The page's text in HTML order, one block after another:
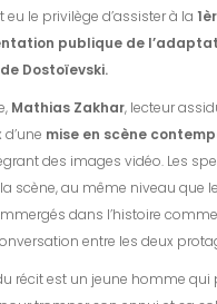
eu le privilège d’assister à la
publique de
Dostoïevski.
Mathias Zakhar, lecteur
mise en scène
des images vidéo. Les
scène, au même niveau que
dans l’histoire comme
entre les deux
récit est un jeune homme qui